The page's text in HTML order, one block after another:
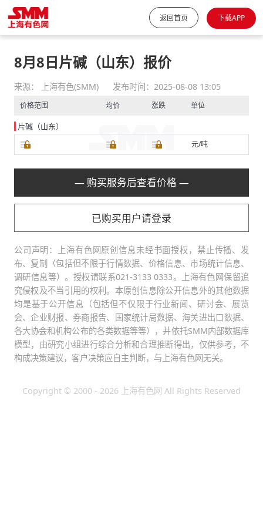
返回首页 下载APP
8月8日片碱（山东）报价
来源： 上海有色(SMM) 发布时间：2025-08-08 13:05
价格范围 均价 涨跌 单位
片碱（山东）
元/吨
— 购买服务后查看价格 —
已购买用户请登录
公司声明：上海有色网原创信息未经书面授权，禁止传播、发
布、复制（包括但不限于行情数据、价格信息、市场统计信息、
调研信息等）。授权请联系021-3133 0333。上海有色网保留追
究侵权及不当引用的权利。本原创信息除公开信息外的其他数据
均是基于公开信息（包括但不仅限于行业新闻、研讨会、展览
会、企业财报、券商报告、国家统计局数据、海关进出口数据、
各大协会和机构公布的各类数据等等），并依托SMM内部数据库
模型，由研究小组进行综合分析和合理推断得出，仅供参考，不
构成决策建议，客户决策应自主判断，与上海有色网无关。
Copyright © 2000 - 2026 上海有色网 All Rights Reserved